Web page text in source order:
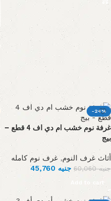
-24%
غرفة نوم خشب ام دي اف 4 قطع –
بيج
أثاث غرف النوم,غرف نوم كامله
جنيه60,060 جنيه
Add to cart